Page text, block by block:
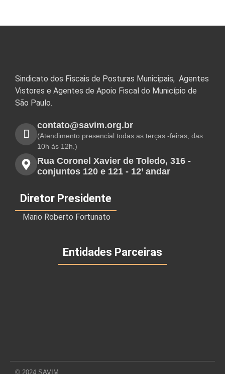
Sindicato dos Fiscais de Posturas Municipais, Agentes
Vistores e Agentes de Apoio Fiscal do Município de
São Paulo.
contato@savim.org.br
(Atendimento presencial todas as terças -feiras, das
10h às 12h.)
Rua Coronel Xavier de Toledo, 316 -
conjuntos 120 e 121 - 12’ andar
Diretor Presidente
Mario Roberto Fortunato
Entidades Parceiras
© 2024 SAVIM